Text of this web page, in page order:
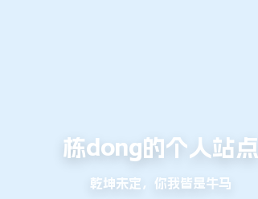
栋dong的个人站点
乾坤未定，你我皆是牛马